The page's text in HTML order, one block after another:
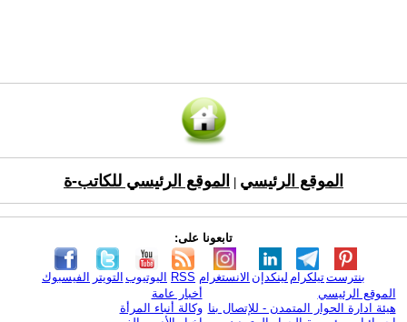
الموقع الرئيسي الموقع الرئيسي للكاتب-ة
تابعونا على:
الفيسبوك التويتر اليوتيوب RSS الانستغرام لينكدإن تيلكرامبنترست
الموقع الرئيسي
هيئة ادارة الحوار المتمدن - للإتصال بنا
أخبار عامة
وكالة أنباء المرأة